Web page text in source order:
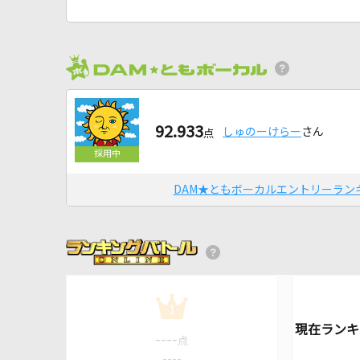
92.933点 しゅのーけらー さん
DAM★ともボーカルエントリーラン
1
---- 点